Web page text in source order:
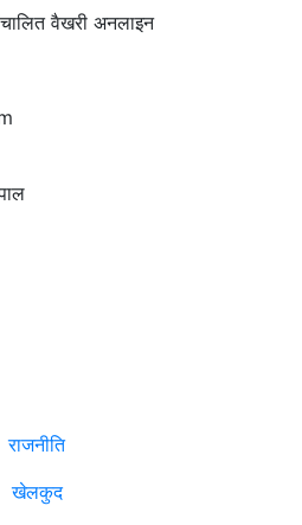
वैखरी अनलाइन
राजनीति
खेलकुद